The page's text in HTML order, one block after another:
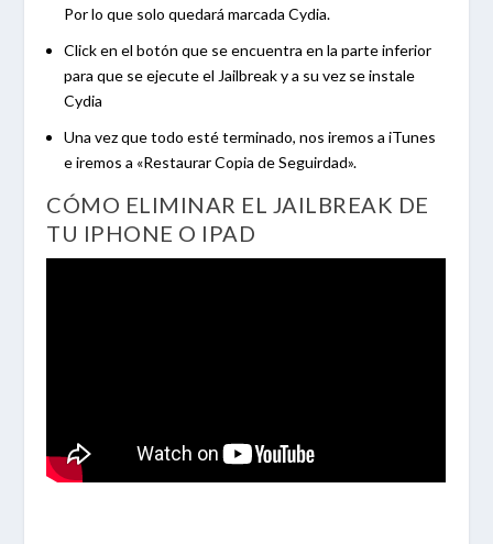
Por lo que solo quedará marcada Cydia.
Click en el botón que se encuentra en la parte inferior
para que se ejecute el Jailbreak y a su vez se instale
Cydia
Una vez que todo esté terminado, nos iremos a iTunes
e iremos a «Restaurar Copia de Seguirdad».
CÓMO ELIMINAR EL JAILBREAK DE
TU IPHONE O IPAD